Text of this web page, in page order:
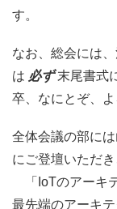
す。
なお、総会には
は 必ず末尾書式
卒、なにとぞ、
全体会議の部に
にご登壇いただ
「IoTのアーキ
最先端のアーキ